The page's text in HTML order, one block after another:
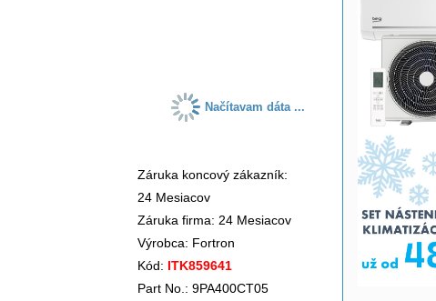
Načítavam dáta ...
Záruka koncový zákazník:
24 Mesiacov
Záruka firma: 24 Mesiacov
Výrobca: Fortron
Kód: ITK859641
Part No.: 9PA400CT05